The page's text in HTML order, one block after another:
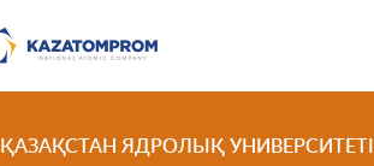
ҚАЗАҚСТАН ЯДРОЛЫҚ УНИВЕРСИТЕТІ